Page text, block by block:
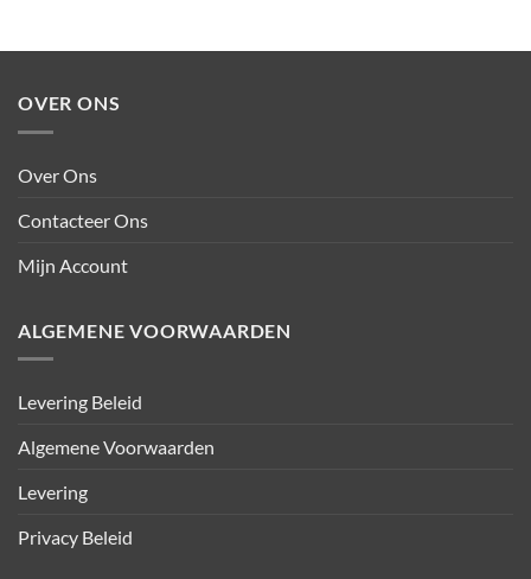
OVER ONS
Over Ons
Contacteer Ons
Mijn Account
ALGEMENE VOORWAARDEN
Levering Beleid
Algemene Voorwaarden
Levering
Privacy Beleid